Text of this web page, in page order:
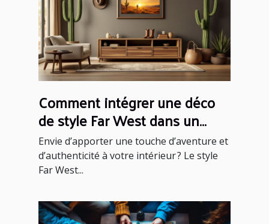
Comment intégrer une déco
de style Far West dans un
intérieur moderne ?
Envie d’apporter une touche d’aventure et
d’authenticité à votre intérieur ? Le style
Far West...